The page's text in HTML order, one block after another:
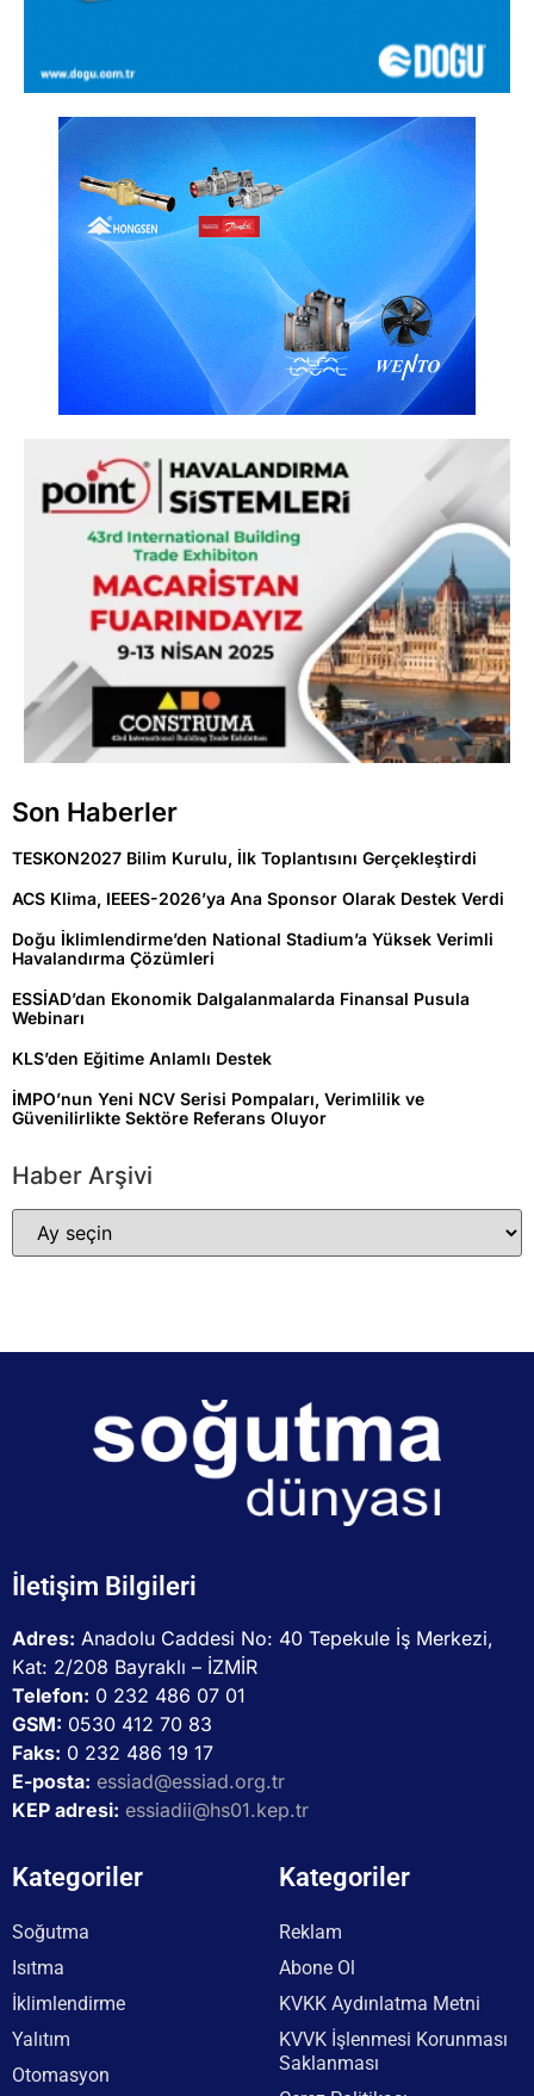
Son Haberler
TESKON2027 Bilim Kurulu, İlk Toplantısını Gerçekleştirdi
ACS Klima, IEEES-2026’ya Ana Sponsor Olarak Destek Verdi
Doğu İklimlendirme’den National Stadium’a Yüksek Verimli
Havalandırma Çözümleri
ESSİAD’dan Ekonomik Dalgalanmalarda Finansal Pusula
Webinarı
KLS’den Eğitime Anlamlı Destek
İMPO’nun Yeni NCV Serisi Pompaları, Verimlilik ve
Güvenilirlikte Sektöre Referans Oluyor
Haber Arşivi
İletişim Bilgileri
Adres: Anadolu Caddesi No: 40 Tepekule İş Merkezi,
Kat: 2/208 Bayraklı – İZMİR
Telefon: 0 232 486 07 01
GSM: 0530 412 70 83
Faks: 0 232 486 19 17
E-posta: essiad@essiad.org.tr
KEP adresi: essiadii@hs01.kep.tr
Kategoriler
Soğutma
Isıtma
İklimlendirme
Yalıtım
Otomasyon
Kategoriler
Reklam
Abone Ol
KVKK Aydınlatma Metni
KVVK İşlenmesi Korunması
Saklanması